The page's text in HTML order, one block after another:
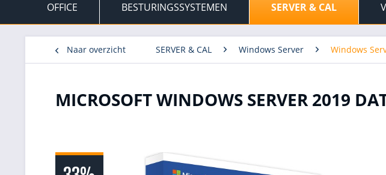
OFFICE BESTURINGSSYSTEMEN SERVER & CAL
Naar overzicht SERVER & CAL Windows Server Windows
MICROSOFT WINDOWS SERVER 2019